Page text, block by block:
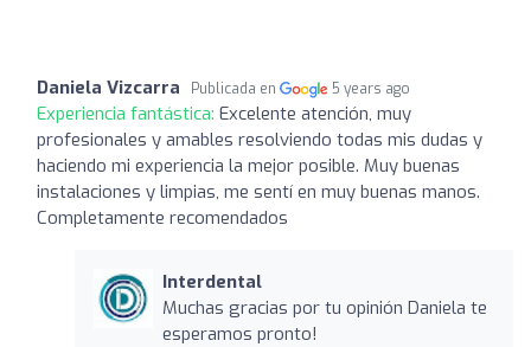
Daniela Vizcarra Publicada en 5 years ago
Experiencia fantástica: Excelente atención, muy
profesionales y amables resolviendo todas mis dudas y
haciendo mi experiencia la mejor posible. Muy buenas
instalaciones y limpias, me sentí en muy buenas manos.
Completamente recomendados
Interdental
Muchas gracias por tu opinión Daniela te
esperamos pronto!